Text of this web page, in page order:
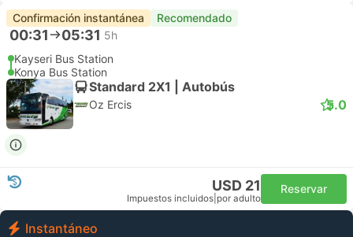
Confirmación instantánea Recomendado
00:31 05:31 5h
Kayseri Bus Station
Konya Bus Station
Standard 2X1 | Autobús
Oz Ercis 5.0
USD 21
Impuestos incluidos por adulto
Reservar
Instantáneo